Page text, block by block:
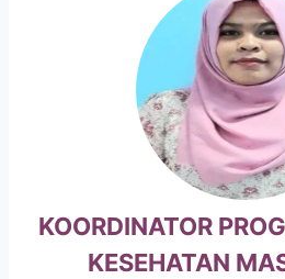
KOORDINATOR
KESEHATAN